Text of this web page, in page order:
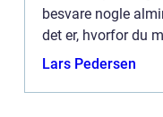
besvare nogle
det er, hvorfor du
hvordan det
Lars Pedersen